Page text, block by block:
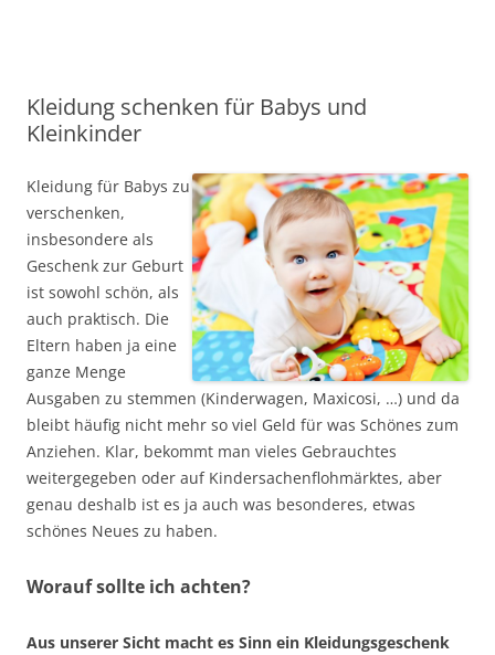
Kleidung schenken für Babys und
Kleinkinder
Kleidung für Babys zu
verschenken,
insbesondere als
Geschenk zur Geburt
ist sowohl schön, als
auch praktisch. Die
Eltern haben ja eine
ganze Menge
Ausgaben zu stemmen (Kinderwagen, Maxicosi, …) und da
bleibt häufig nicht mehr so viel Geld für was Schönes zum
Anziehen. Klar, bekommt man vieles Gebrauchtes
weitergegeben oder auf Kindersachenflohmärktes, aber
genau deshalb ist es ja auch was besonderes, etwas
schönes Neues zu haben.
Worauf sollte ich achten?
Aus unserer Sicht macht es Sinn ein Kleidungsgeschenk